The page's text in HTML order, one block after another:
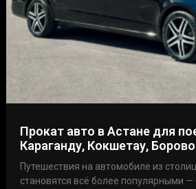
Прокат авто в Астане для
Караганду, Кокшетау,
Путешествия на автомобиле из
становятся всё более популярными —